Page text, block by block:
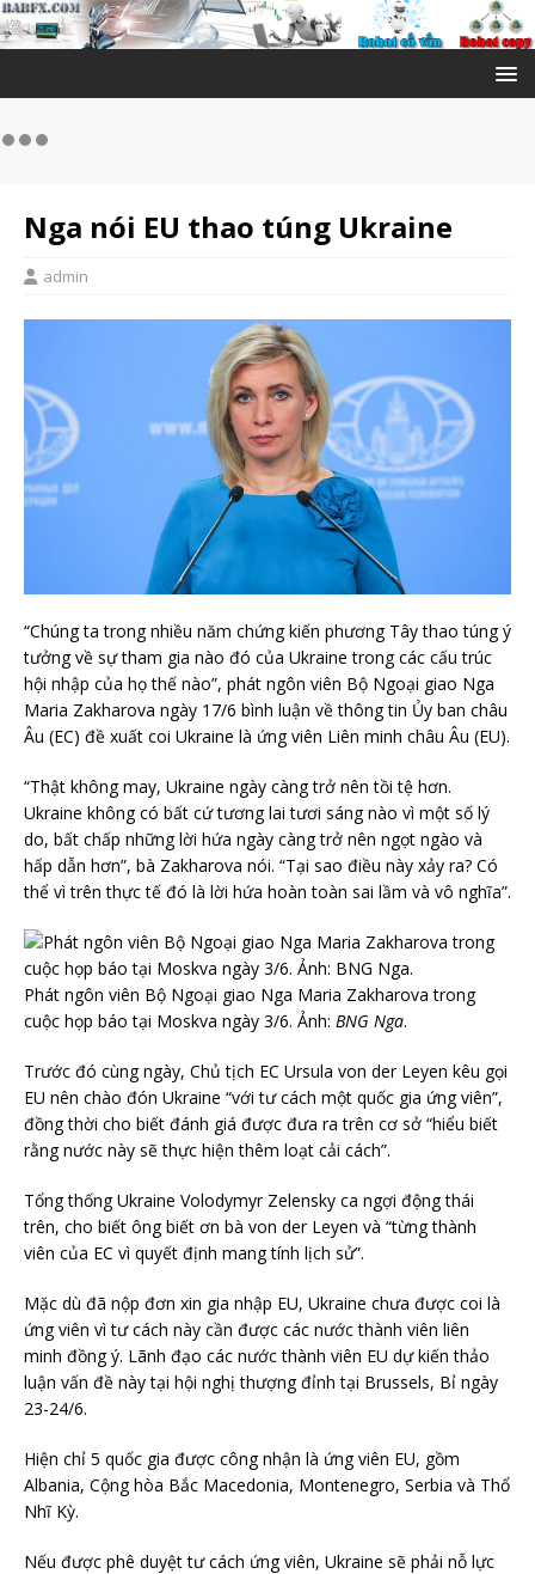
Nga nói EU thao túng Ukraine
admin
“Chúng ta trong nhiều năm chứng kiến phương Tây thao túng ý
tưởng về sự tham gia nào đó của Ukraine trong các cấu trúc
hội nhập của họ thế nào”, phát ngôn viên Bộ Ngoại giao Nga
Maria Zakharova ngày 17/6 bình luận về thông tin Ủy ban châu
Âu (EC) đề xuất coi Ukraine là ứng viên Liên minh châu Âu (EU).
“Thật không may, Ukraine ngày càng trở nên tồi tệ hơn.
Ukraine không có bất cứ tương lai tươi sáng nào vì một số lý
do, bất chấp những lời hứa ngày càng trở nên ngọt ngào và
hấp dẫn hơn”, bà Zakharova nói. “Tại sao điều này xảy ra? Có
thể vì trên thực tế đó là lời hứa hoàn toàn sai lầm và vô nghĩa”.
Phát ngôn viên Bộ Ngoại giao Nga Maria Zakharova trong
cuộc họp báo tại Moskva ngày 3/6. Ảnh: BNG Nga.
Trước đó cùng ngày, Chủ tịch EC Ursula von der Leyen kêu gọi
EU nên chào đón Ukraine “với tư cách một quốc gia ứng viên”,
đồng thời cho biết đánh giá được đưa ra trên cơ sở “hiểu biết
rằng nước này sẽ thực hiện thêm loạt cải cách”.
Tổng thống Ukraine Volodymyr Zelensky ca ngợi động thái
trên, cho biết ông biết ơn bà von der Leyen và “từng thành
viên của EC vì quyết định mang tính lịch sử”.
Mặc dù đã nộp đơn xin gia nhập EU, Ukraine chưa được coi là
ứng viên vì tư cách này cần được các nước thành viên liên
minh đồng ý. Lãnh đạo các nước thành viên EU dự kiến thảo
luận vấn đề này tại hội nghị thượng đỉnh tại Brussels, Bỉ ngày
23-24/6.
Hiện chỉ 5 quốc gia được công nhận là ứng viên EU, gồm
Albania, Cộng hòa Bắc Macedonia, Montenegro, Serbia và Thổ
Nhĩ Kỳ.
Nếu được phê duyệt tư cách ứng viên, Ukraine sẽ phải nỗ lực